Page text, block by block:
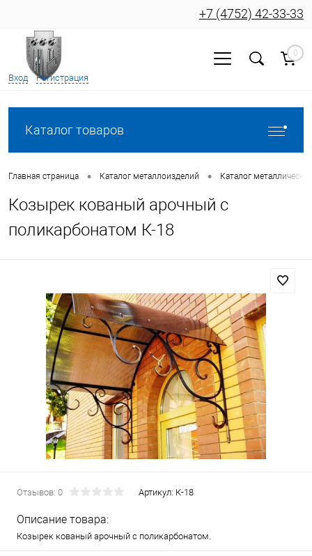
Вход Регистрация
+7 (4752) 42-33-33
0
Каталог товаров
Главная страница • Каталог металлоизделий • Каталог
Козырек кованый арочный с
поликарбонатом К-18
Отзывов: 0 Артикул: К-18
Описание товара:
Козырек кованый арочный с поликарбонатом.